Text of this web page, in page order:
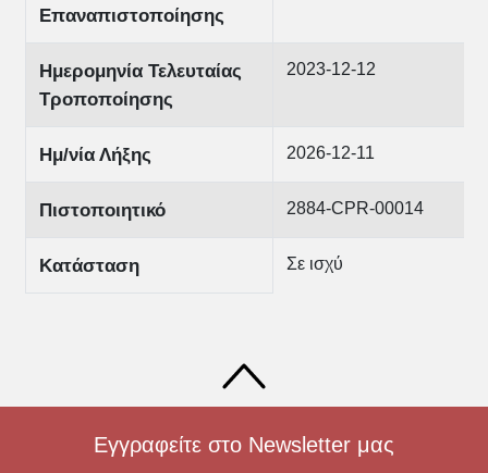
Επαναπιστοποίησης
Ημερομηνία Τελευταίας
Τροποποίησης
2023-12-12
Ημ/νία Λήξης 2026-12-11
Πιστοποιητικό 2884-CPR-00014
Κατάσταση Σε ισχύ
Εγγραφείτε στο Newsletter μας